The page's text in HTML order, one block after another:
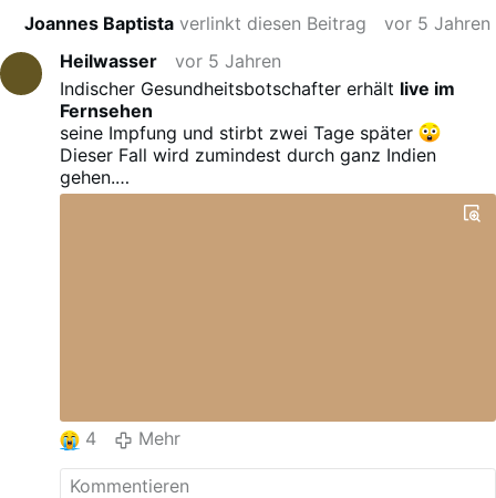
Joannes Baptista verlinkt diesen Beitrag
vor 5 Jahren
Heilwasser
vor 5 Jahren
Indischer Gesundheitsbotschafter erhält live im
Fernsehen
seine Impfung und stirbt zwei Tage später
Dieser Fall wird zumindest durch ganz Indien
gehen.
Hierzulande wird man nicht viel hören davon.
thegatewaypundit.com/…cine-live-tv-
4 Mehr